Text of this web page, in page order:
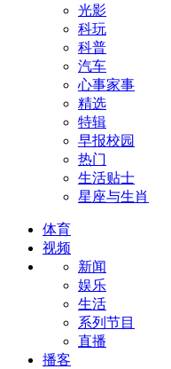
光影
科玩
科普
汽车
心事家事
精选
特辑
早报校园
热门
生活贴士
星座与生肖
体育
视频
新闻
娱乐
生活
系列节目
直播
播客